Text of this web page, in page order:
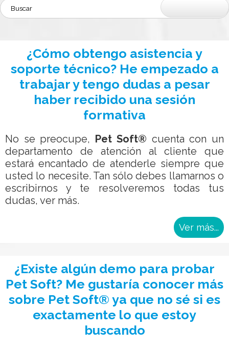
¿Cómo obtengo asistencia y
soporte técnico? He empezado a
trabajar y tengo dudas a pesar
haber recibido una sesión
formativa
No se preocupe, Pet Soft® cuenta con un
departamento de atención al cliente que
estará encantado de atenderle siempre que
usted lo necesite. Tan sólo debes llamarnos o
escribirnos y te resolveremos todas tus
dudas, ver más.
Ver más...
¿Existe algún demo para probar
Pet Soft? Me gustaría conocer más
sobre Pet Soft® ya que no sé si es
exactamente lo que estoy
buscando